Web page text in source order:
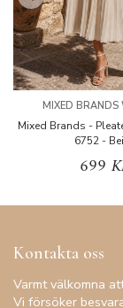
MIXED BRANDS
Mixed Brands -
6752 -
699
Kontakta oss
Varmt välkomna
Vi försöker